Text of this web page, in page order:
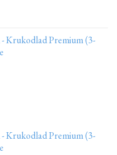
Krukodlad Premium (3-
Krukodlad Premium (3-